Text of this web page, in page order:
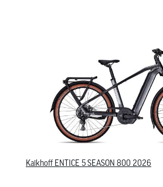
Kalkhoff ENTICE 5 SEASON 800 2026